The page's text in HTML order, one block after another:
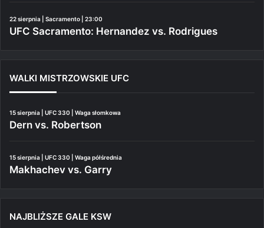
22 sierpnia | Sacramento | 23:00
UFC Sacramento: Hernandez vs. Rodrigues
WALKI MISTRZOWSKIE UFC
15 sierpnia | UFC 330 | Waga słomkowa
Dern vs. Robertson
15 sierpnia | UFC 330 | Waga półśrednia
Makhachev vs. Garry
NAJBLIŻSZE GALE KSW